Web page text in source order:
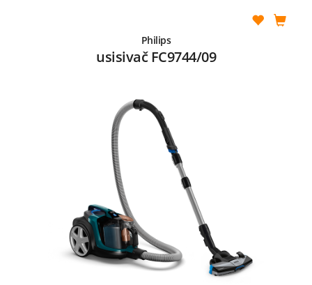
Philips
usisivač FC9744/09